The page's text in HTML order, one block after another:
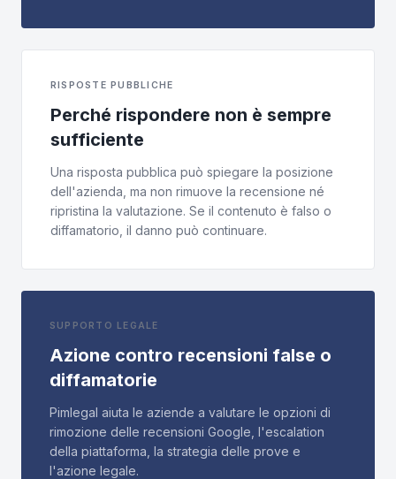
RISPOSTE PUBBLICHE
Perché rispondere non è sempre
sufficiente
Una risposta pubblica può spiegare la posizione
dell'azienda, ma non rimuove la recensione né
ripristina la valutazione. Se il contenuto è falso o
diffamatorio, il danno può continuare.
SUPPORTO LEGALE
Azione contro recensioni false o
diffamatorie
Pimlegal aiuta le aziende a valutare le opzioni di
rimozione delle recensioni Google, l'escalation
della piattaforma, la strategia delle prove e
l'azione legale.